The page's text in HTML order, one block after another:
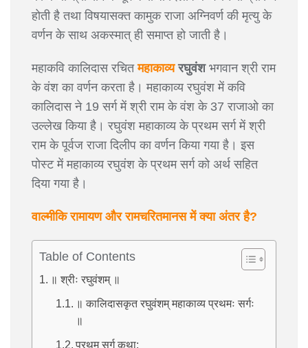
होती है तथा विषयासक्त कामुक राजा अग्निवर्ण की मृत्यु के
वर्णन के साथ अकस्मात् ही समाप्त हो जाती है।
महाकवि कालिदास रचितमहाकाव्यरघुवंशभगवान श्री राम
के वंश का वर्णन करता है। महाकाव्य रघुवंश में कवि
कालिदास ने 19 सर्ग में श्री राम के वंश के 37 राजाओ का
उल्लेख किया है। रघुवंश महाकाव्य के प्रथम सर्ग में श्री
राम के पूर्वज राजा दिलीप का वर्णन किया गया है। इस
पोस्ट में महाकाव्य रघुवंश के प्रथम सर्ग को अर्थ सहित
दिया गया है।
वाल्मीकि रामायण और रामचरितमानस में क्या अंतर है?
Table of Contents
॥ श्रीः रघुवंशम् ॥
॥ कालिदासकृत रघुवंशम् महाकाव्य प्रथमः सर्गः
॥
प्रथम सर्ग कथा: